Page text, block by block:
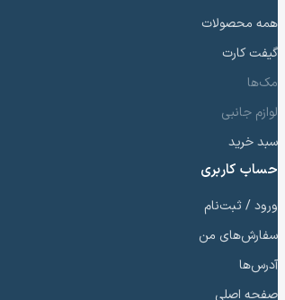
همه محصولات
گیفت کارت
مک‌ها
لوازم جانبی
سبد خرید
حساب کاربری
ورود / ثبت‌نام
سفارش‌های من
آدرس‌ها
صفحه اصلی